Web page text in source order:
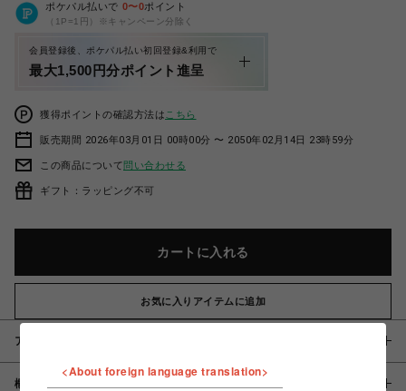
ポケパル払いで 0〜0ポイント
（1P=1円）※キャンペーン分除く
会員登録後、ポケパル払い初回登録&利用で
最大1,500円分ポイント進呈
獲得ポイントの確認方法は こちら
販売期間 2026年03月01日 00時00分 〜 2050年02月14日 23時59分
この商品について問い合わせる
ギフト：ラッピング不可
カートに入れる
お気に入りアイテムに追加
アイテム説明 / 素材
概要
<About foreign language translation>